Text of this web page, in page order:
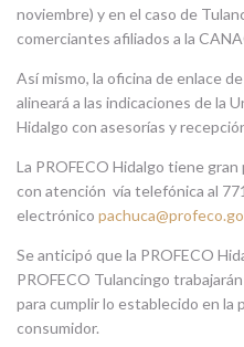
noviembre) y en el caso de
comerciantes afiliados a la
Así mismo, la oficina de enlace
alineará a las indicaciones de la
Hidalgo con asesorías y
La PROFECO Hidalgo tiene
con atención vía telefónica al
electrónico
Se anticipó que la PROFECO
PROFECO Tulancingo
para cumplir lo establecido en
consumidor.